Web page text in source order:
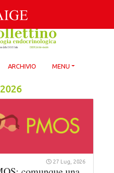
ARCHIVIO MENU
27 Lug, 2026